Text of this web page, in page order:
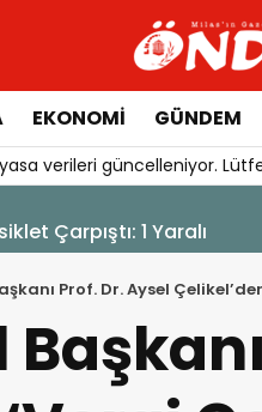
EKONOMİ GÜNDEM
verileri güncelleniyor.
Alevler Büyümeden
Prof. Dr. Aysel